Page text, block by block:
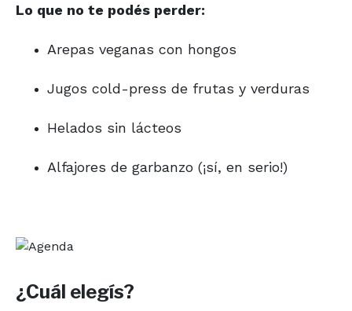
Lo que no te podés perder:
Arepas veganas con hongos
Jugos cold-press de frutas y verduras
Helados sin lácteos
Alfajores de garbanzo (¡sí, en serio!)
¿Cuál elegís?